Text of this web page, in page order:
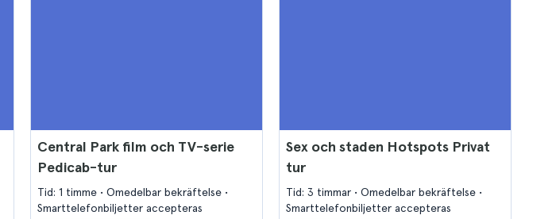
Central Park film och TV-serie
Pedicab-tur
Tid: 1 timme
Omedelbar bekräftelse
Smarttelefonbiljetter accepteras
Sex och staden Hotspots Privat
tur
Tid: 3 timmar
Omedelbar bekräftelse
Smarttelefonbiljetter accepteras